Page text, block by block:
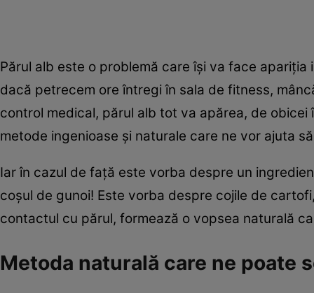
Părul alb este o problemă care își va face
dacă petrecem ore întregi în sala de fitness,
control medical, părul alb tot va apărea, de
metode ingenioase și naturale care ne vor ajuta
Iar în cazul de față este vorba despre un
coșul de gunoi! Este vorba despre cojile de
contactul cu părul, formează o vopsea naturală
Metoda naturală care ne poate